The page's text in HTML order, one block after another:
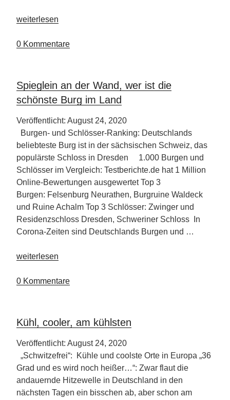
„Reisemobile
Caravans
sehr
gefragt“
weiterlesen
0 Kommentare
Spieglein an der Wand, wer ist die
schönste Burg im Land
Veröffentlicht: August 24, 2020
Burgen- und Schlösser-Ranking: Deutschlands
beliebteste Burg ist in der sächsischen Schweiz, das
populärste Schloss in Dresden 1.000 Burgen und
Schlösser im Vergleich: Testberichte.de hat 1 Million
Online-Bewertungen ausgewertet Top 3
Burgen: Felsenburg Neurathen, Burgruine Waldeck
und Ruine Achalm Top 3 Schlösser: Zwinger und
Residenzschloss Dresden, Schweriner Schloss In
Corona-Zeiten sind Deutschlands Burgen und …
„Spieglein
der
ist
die
schönste
Burg
im
Land“
weiterlesen
0 Kommentare
Kühl, cooler, am kühlsten
Veröffentlicht: August 24, 2020
„Schwitzefrei“: Kühle und coolste Orte in Europa „36
Grad und es wird noch heißer…“: Zwar flaut die
andauernde Hitzewelle in Deutschland in den
nächsten Tagen ein bisschen ab, aber schon am